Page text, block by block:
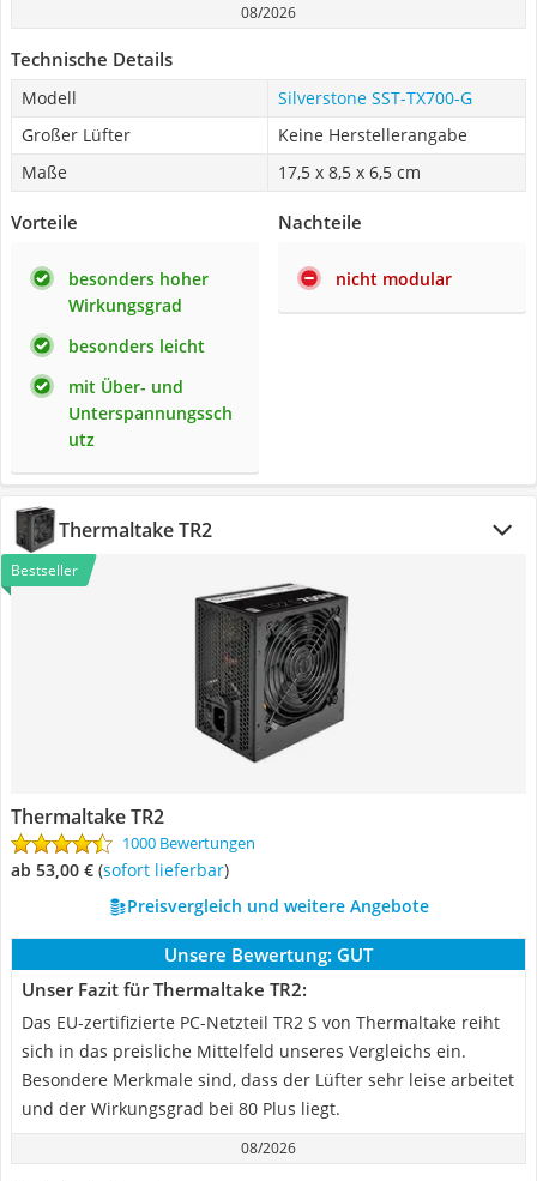
08/2026
Technische Details
Modell
Silverstone SST-TX700-G
Großer Lüfter
Keine Herstellerangabe
Maße
17,5 x 8,5 x 6,5 cm
Vorteile
besonders hoher
Wirkungsgrad
besonders leicht
mit Über- und
Unterspannungssch
utz
Nachteile
nicht modular
Thermaltake TR2
Bestseller
Thermaltake TR2
1000 Bewertungen
ab 53,00 € ( Sofort lieferbar)
Preisvergleich und weitere Angebote
Unsere Bewertung: GUT
Unser Fazit für Thermaltake TR2:
Das EU-zertifizierte PC-Netzteil TR2 S von Thermaltake reiht
sich in das preisliche Mittelfeld unseres Vergleichs ein.
Besondere Merkmale sind, dass der Lüfter sehr leise arbeitet
und der Wirkungsgrad bei 80 Plus liegt.
08/2026